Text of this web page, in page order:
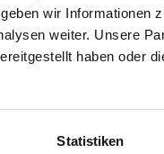
wir Informationen
weiter. Unsere
haben oder
Statistiken